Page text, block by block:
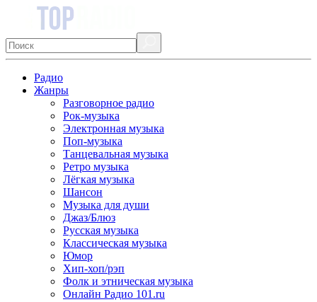
Радио
Жанры
Разговорное радио
Рок-музыка
Электронная музыка
Поп-музыка
Танцевальная музыка
Ретро музыка
Лёгкая музыка
Шансон
Музыка для души
Джаз/Блюз
Русская музыка
Классическая музыка
Юмор
Хип-хоп/рэп
Фолк и этническая музыка
Онлайн Радио 101.ru